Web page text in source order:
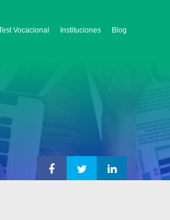
Vocacional Instituciones Blog